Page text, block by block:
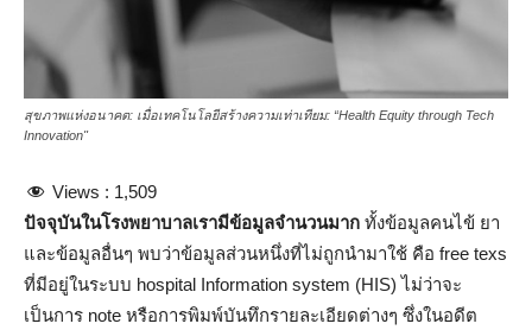
สุขภาพแห่งอนาคต: เมื่อเทคโนโลยีสร้างความเท่าเทียม: “Health Equity through Tech
Innovation"
Views : 1,509
ปัจจุบันในโรงพยาบาลเรามีข้อมูลจำนวนมาก ทั้งข้อมูลคนไข้ ยา
และข้อมูลอื่นๆ พบว่าข้อมูลส่วนหนึ่งที่ไม่ถูกนำมาใช้ คือ free texs
ที่มีอยู่ในระบบ hospital Information system (HIS) ไม่ว่าจะ
เป็นการ note หรือการพิมพ์บันทึกรายละเอียดต่างๆ ซึ่งในอดีต